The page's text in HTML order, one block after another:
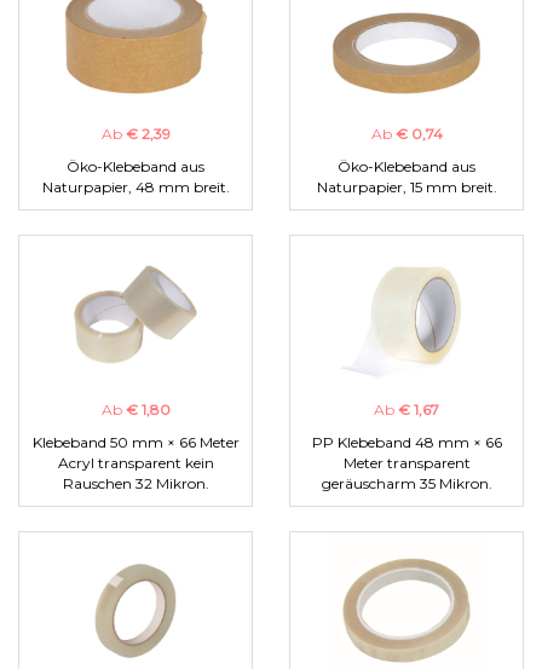
Ab € 2,39
Öko-Klebeband aus
Naturpapier, 48 mm breit.
Ab € 0,74
Öko-Klebeband aus
Naturpapier, 15 mm breit.
Ab € 1,80
Klebeband 50 mm × 66 Meter
Acryl transparent kein
Rauschen 32 Mikron.
Ab € 1,67
PP Klebeband 48 mm × 66
Meter transparent
geräuscharm 35 Mikron.